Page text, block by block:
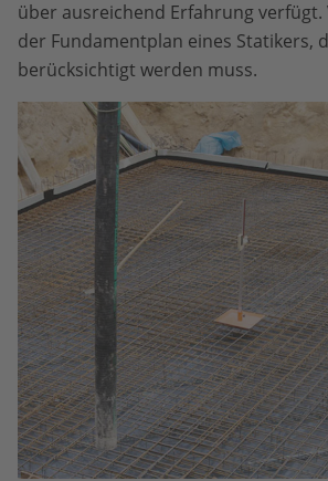
über ausreichend Erfahrung verfügt.
der Fundamentplan eines Statikers,
berücksichtigt werden muss.